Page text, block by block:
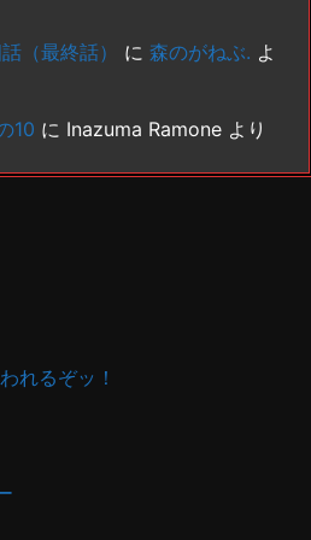
（最終話）
に 森のがねぶ. よ
10 に Inazuma Ramone より
れるぞッ！